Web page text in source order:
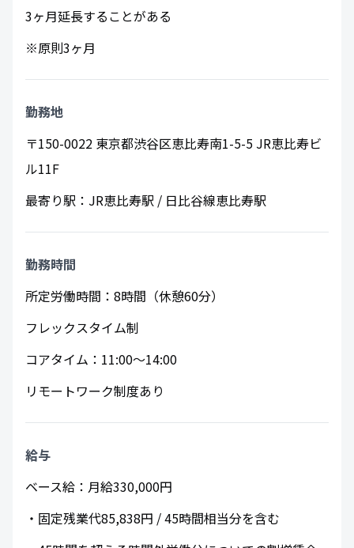
3ヶ月延長することがある
※原則3ヶ月
勤務地
〒150-0022 東京都渋谷区恵比寿南1-5-5 JR恵比寿ビ
ル11F
最寄り駅：JR恵比寿駅 / 日比谷線恵比寿駅
​勤務時間
所定労働時間：8時間（休憩60分）
フレックスタイム制
コアタイム：11:00～14:00
リモートワーク制度あり
給与
ベース給：月給330,000円
・固定残業代85,838円 / 45時間相当分を含む